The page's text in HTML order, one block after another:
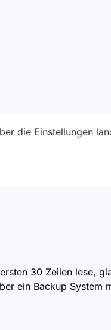
die Einstellungen
30 Zeilen lese,
ein Backup System